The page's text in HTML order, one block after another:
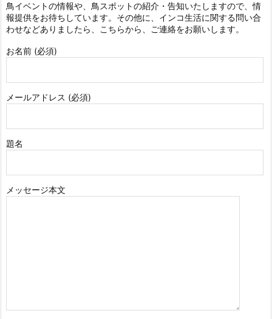
鳥イベントの情報や、鳥スポットの紹介・告知いたしますので、情
報提供をお待ちしています。その他に、インコ生活に関する問い合
わせなどありましたら、こちらから、ご連絡をお願いします。
お名前 (必須)
メールアドレス (必須)
題名
メッセージ本文